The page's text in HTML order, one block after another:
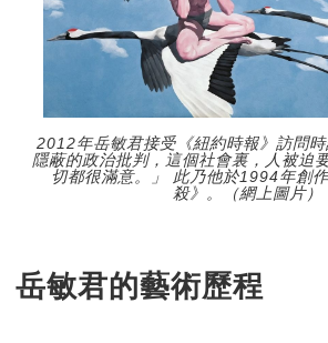
2012年岳敏君接受《紐約時報》訪問
隱蔽的政治批判，這個社會裏，人被迫
切都很滿意。」 此乃他於1994年創
殺》。（網上圖片）
岳敏君的藝術歷程